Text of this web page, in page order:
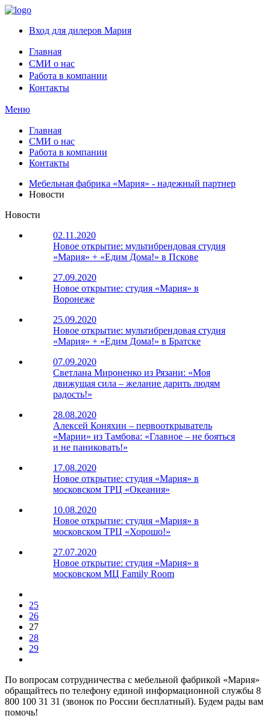
Вход для дилеров Мария
Главная
СМИ о нас
Работа в компании
Контакты
Меню
Главная
СМИ о нас
Работа в компании
Контакты
Мебельная фабрика «Мария» - надежный партнер
Новости
Новости
02.11.2020
Новое открытие: мультибрендовая студия
«Мария» + «Едим Дома!» в Пскове
27.09.2020
Новое открытие: студия «Мария» в
Воронеже
25.09.2020
Новое открытие: мультибрендовая студия
«Мария» + «Едим Дома!» в Братске
07.09.2020
Светлана Мироненко из Рязани: «Моя
движущая сила – желание дарить людям
радость!»
28.08.2020
Алексей Коняхин – первооткрыватель
«Марии» из Тамбова: «Главное – не бояться
и не паниковать!»
17.08.2020
Новое открытие: студия «Мария» в
московском ТРЦ «Океания»
10.08.2020
Новое открытие: студия «Мария» в
московском ТРЦ «Хорошо!»
27.07.2020
Новое открытие: студия «Мария» в
московском МЦ Family Room
25
26
27
28
29
По вопросам сотрудничества с мебельной фабрикой «Мария»
обращайтесь по телефону единой информационной службы 8
800 100 31 31 (звонок по России бесплатный). Будем рады вам
помочь!